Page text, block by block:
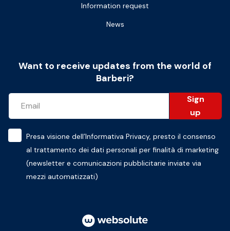
Information request
News
Want to receive updates from the world of
Barberi?
Sign
up
Presa visione dell’Informativa Privacy, presto il consenso
al trattamento dei dati personali per finalità di marketing
(newsletter e comunicazioni pubblicitarie inviate via
mezzi automatizzati)